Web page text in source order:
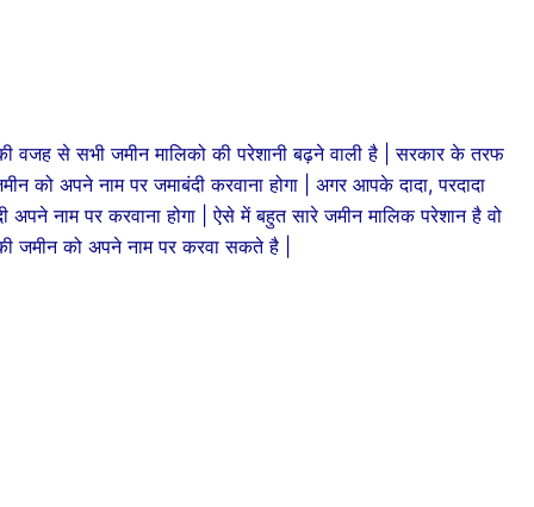
वजह से सभी जमीन मालिको की परेशानी बढ़ने वाली है | सरकार के तरफ
को अपने नाम पर जमाबंदी करवाना होगा | अगर आपके दादा, परदादा
नाम पर करवाना होगा | ऐसे में बहुत सारे जमीन मालिक परेशान है वो
जमीन को अपने नाम पर करवा सकते है |